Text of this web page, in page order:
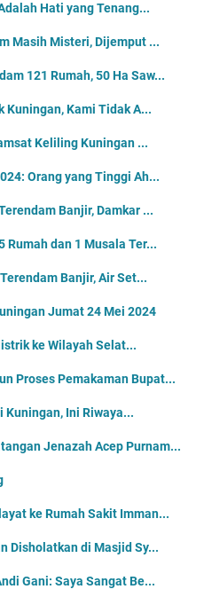
Hati yang Tenang...
Masih Misteri, Dijemput ...
121 Rumah, 50 Ha Saw...
Kami Tidak A...
Keliling Kuningan ...
Orang yang Tinggi Ah...
Banjir, Damkar ...
Rumah dan 1 Musala Ter...
Banjir, Air Set...
Jumat 24 Mei 2024
ke Wilayah Selat...
Proses Pemakaman Bupat...
Ini Riwaya...
Jenazah Acep Purnam...
ke Rumah Sakit Imman...
Disholatkan di Masjid Sy...
Gani: Saya Sangat Be...